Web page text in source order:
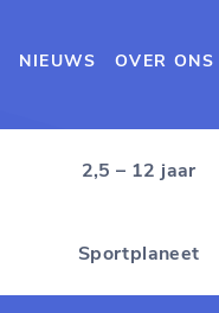
NIEUWS OVER ONS
2,5 – 12 jaar
Sportplaneet